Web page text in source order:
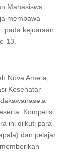
Mahasiswa
membawa
pada kejuaraan
13.
Nova Amelia,
Kesehatan
Kompetisi
ini diikuti para
dan pelajar